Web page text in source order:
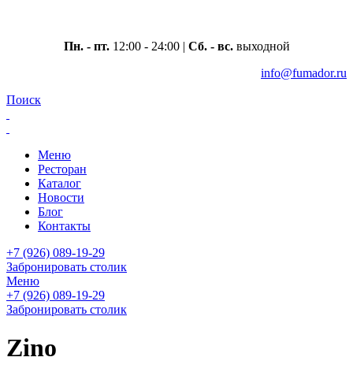
Пн. - пт.12:00 - 24:00 | Сб. - вс.выходной
info@fumador.ru
Поиск
Меню
Ресторан
Каталог
Новости
Блог
Контакты
+7 (926) 089-19-29
Забронировать столик
Меню
+7 (926) 089-19-29
Забронировать столик
Zino